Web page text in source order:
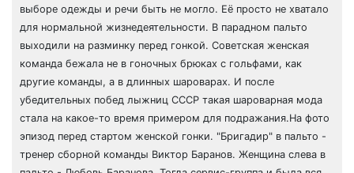
выборе одежды и речи быть не могло. Её просто не хватало
для нормальной жизнедеятельности. В парадном пальто
выходили на разминку перед гонкой. Советская женская
команда бежала не в гоночных брюках с гольфами, как
другие команды, а в длинных шароварах. И после
убедительных побед лыжниц СССР такая шароварная мода
стала на какое-то время примером для подражания.На фото
эпизод перед стартом женской гонки. "Бригадир" в пальто -
тренер сборной команды Виктор Баранов. Женщина слева в